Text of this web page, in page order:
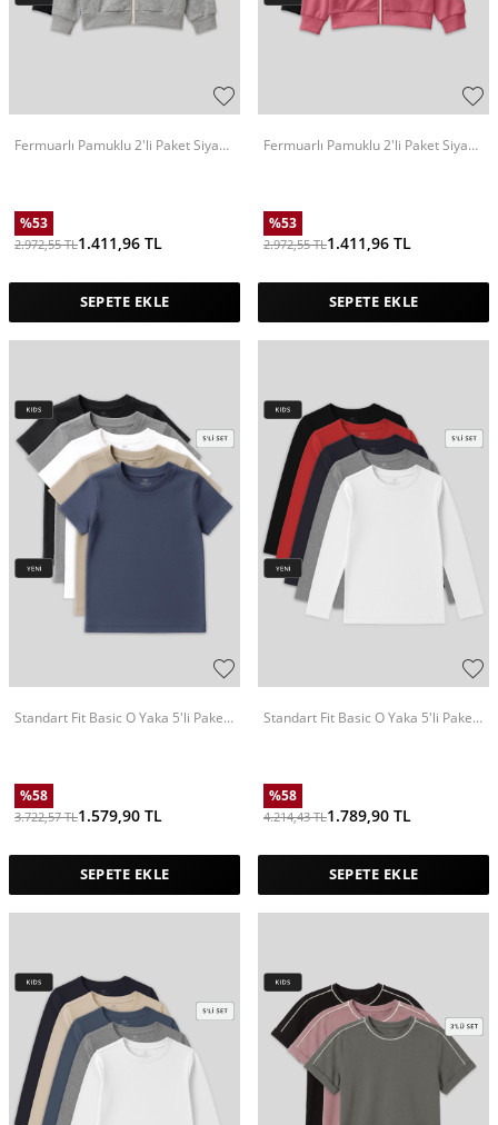
Fermuarlı Pamuklu 2'li Paket Siyah-
%53
2.972,55TL1.411,96 TL
SEPETE EKLE
Fermuarlı Pamuklu 2'li Paket Siyah-
%53
2.972,55TL1.411,96 TL
SEPETE EKLE
Standart Fit Basic O Yaka 5'li Paket
%58
3.722,57TL1.579,90 TL
SEPETE EKLE
Standart Fit Basic O Yaka 5'li Paket
%58
4.214,43TL1.789,90 TL
SEPETE EKLE